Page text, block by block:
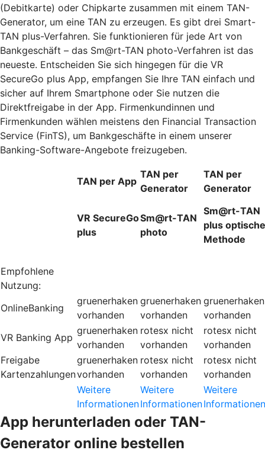
(Debitkarte) oder Chipkarte zusammen mit einem TAN-
Generator, um eine TAN zu erzeugen. Es gibt drei Smart-
TAN plus-Verfahren. Sie funktionieren für jede Art von
Bankgeschäft – das Sm@rt-TAN photo-Verfahren ist das
neueste. Entscheiden Sie sich hingegen für die VR
SecureGo plus App, empfangen Sie Ihre TAN einfach und
sicher auf Ihrem Smartphone oder Sie nutzen die
Direktfreigabe in der App. Firmenkundinnen und
Firmenkunden wählen meistens den Financial Transaction
Service (FinTS), um Bankgeschäfte in einem unserer
Banking-Software-Angebote freizugeben.
TAN per App
TAN per
Generator
TAN per
Generator
VR SecureGo
plus
Sm@rt-TAN
photo
Sm@rt-TAN
plus optische
Methode
Empfohlene
Nutzung:
OnlineBanking
gruenerhaken
vorhanden
gruenerhaken
vorhanden
gruenerhaken
vorhanden
VR Banking App
gruenerhaken
vorhanden
rotesx nicht
vorhanden
rotesx nicht
vorhanden
Freigabe
Kartenzahlungen
gruenerhaken
vorhanden
rotesx nicht
vorhanden
rotesx nicht
vorhanden
Weitere
Informationen
Weitere
Informationen
Weitere
Informationen
App herunterladen oder TAN-
Generator online bestellen